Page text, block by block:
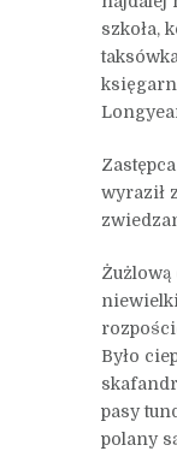
szkoła,
wyraził
Było
pasy
polany